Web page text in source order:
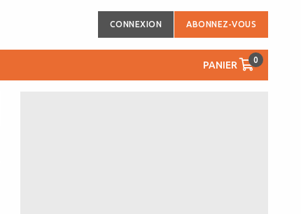
CONNEXION ABONNEZ-VOUS
PANIER 0